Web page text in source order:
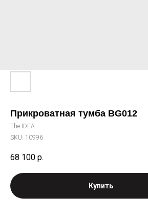
Прикроватная тумба BG012
The IDEA
SKU: 10996
68 100 р.
Купить